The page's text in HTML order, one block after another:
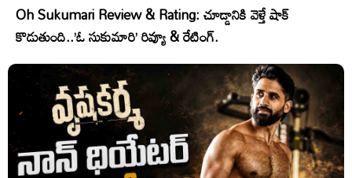
Oh Sukumari Review & Rating: చూడ్డానికి వెళ్తే షాక్
కొడుతుంది..’ఓ సుకుమారి’ రివ్యూ & రేటింగ్.